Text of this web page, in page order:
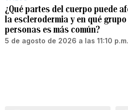
¿Qué partes del cuerpo puede
la esclerodermia y en qué grupo
personas es más común?
5 de agosto de 2026 a las 11:10 p.m.